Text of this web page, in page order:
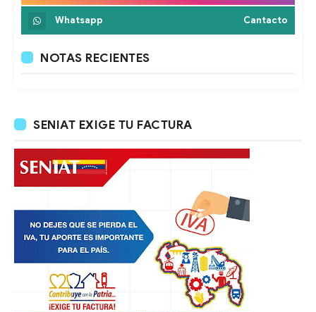
Whatsapp Cantacto
NOTAS RECIENTES
SENIAT EXIGE TU FACTURA